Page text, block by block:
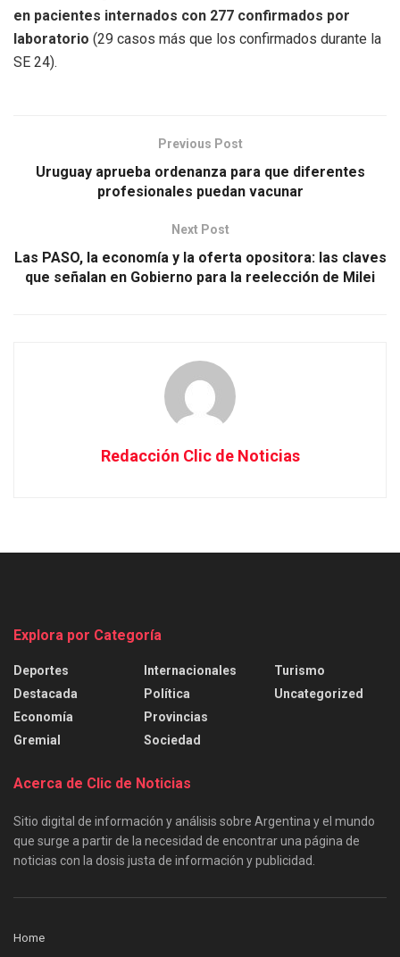
en pacientes internados con 277 confirmados por
laboratorio (29 casos más que los confirmados durante la
SE 24).
Previous Post
Uruguay aprueba ordenanza para que diferentes
profesionales puedan vacunar
Next Post
Las PASO, la economía y la oferta opositora: las claves
que señalan en Gobierno para la reelección de Milei
Redacción Clic de Noticias
Explora por Categoría
Deportes
Destacada
Economía
Gremial
Internacionales
Política
Provincias
Sociedad
Turismo
Uncategorized
Acerca de Clic de Noticias
Sitio digital de información y análisis sobre Argentina y el mundo
que surge a partir de la necesidad de encontrar una página de
noticias con la dosis justa de información y publicidad.
Home